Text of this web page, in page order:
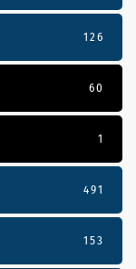
126
60
1
491
153